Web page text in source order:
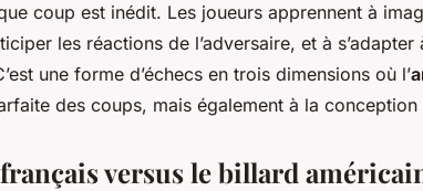
coup est inédit. Les joueurs apprennent à
les réactions de l’adversaire, et à s’adapter
une forme d’échecs en trois dimensions où l’
des coups, mais également à la conception
versus le billard